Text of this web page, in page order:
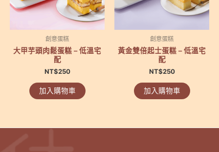
創意蛋糕
大甲芋頭肉鬆蛋糕 – 低溫宅
配
NT$250
加入購物車
創意蛋糕
黃金雙倍起士蛋糕 – 低溫宅
配
NT$250
加入購物車